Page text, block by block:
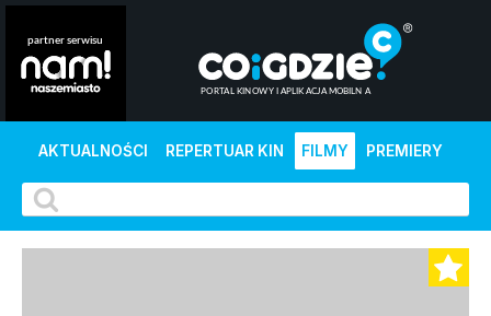
AKTUALNOŚCI REPERTUAR KIN FILMY PREMIERY